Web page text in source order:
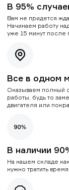
В 95%
Вам не придется
Начинаем работу
уже 15 минут после
Все в одном
Оказываем полный
работы, будь то
двигателя или
В наличии
На нашем складе
нужно тратить